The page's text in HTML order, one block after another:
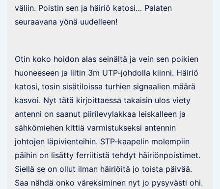
väliin. Poistin sen ja häiriö katosi… Palaten
seuraavana yönä uudelleen!
Otin koko hoidon alas seinältä ja vein sen poikien
huoneeseen ja liitin 3m UTP-johdolla kiinni. Häiriö
katosi, tosin sisätiloissa turhien signaalien määrä
kasvoi. Nyt tätä kirjoittaessa takaisin ulos viety
antenni on saanut piirilevylakkaa leiskalleen ja
sähkömiehen kittiä varmistukseksi antennin
johtojen läpivienteihin. STP-kaapelin molempiin
päihin on lisätty ferriitistä tehdyt häiriönpoistimet.
Siellä se on ollut ilman häiriöitä jo toista päivää.
Saa nähdä onko väreksiminen nyt jo pysyvästi ohi.